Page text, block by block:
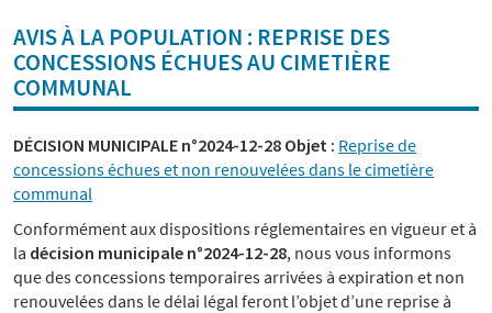
AVIS À LA POPULATION : REPRISE DES
CONCESSIONS ÉCHUES AU CIMETIÈRE
COMMUNAL
DÉCISION MUNICIPALE n°2024-12-28 Objet : Reprise de
concessions échues et non renouvelées dans le cimetière
communal
Conformément aux dispositions réglementaires en vigueur et à
la décision municipale n°2024-12-28, nous vous informons
que des concessions temporaires arrivées à expiration et non
renouvelées dans le délai légal feront l’objet d’une reprise à